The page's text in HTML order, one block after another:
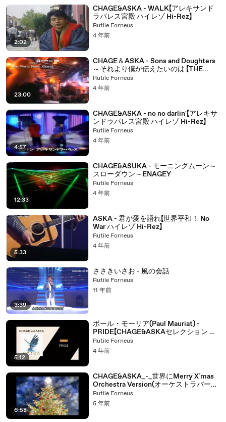
2:02
CHAGE&ASKA - WALK【アレキサンド
ラパレス宮殿 ハイレゾ Hi-Rez】
Rutile Forneus
4 年前
23:00
CHAGE＆ASKA - Sons and Doughters
～それより僕が伝えたいのは 【THE
WORLD MUSIC AWARDS 94 モナコ音
楽祭94 透かしがあります】
Rutile Forneus
4 年前
4:57
CHAGE&ASKA - no no darlin'【アレキサ
ンドラパレス宮殿 ハイレゾ Hi-Rez】
Rutile Forneus
4 年前
12:33
CHAGE&ASUKA - モーニングムーン～
スローダウン～ENAGEY
Rutile Forneus
4 年前
5:33
ASKA - 君が愛を語れ【世界平和！ No
War ハイレゾ Hi-Rez】
Rutile Forneus
4 年前
3:39
ささきいさお - 風の会話
Rutile Forneus
11 年前
5:12
ポール・モーリア(Paul Mauriat) -
PRIDE【CHAGE&ASKAセレクション ハ
イレゾ Hi-Rez】
Rutile Forneus
4 年前
6:58
CHAGE&ASKA_-_世界にMerry X`mas
Orchestra Version(オーケストラバージ
ョン)高音質
Rutile Forneus
5 年前